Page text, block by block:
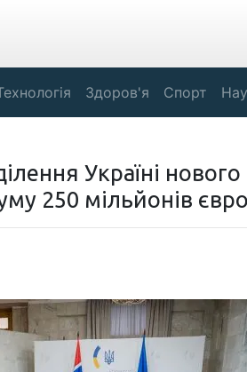
Здоров'я Спорт
Україні нового
250 мільйонів